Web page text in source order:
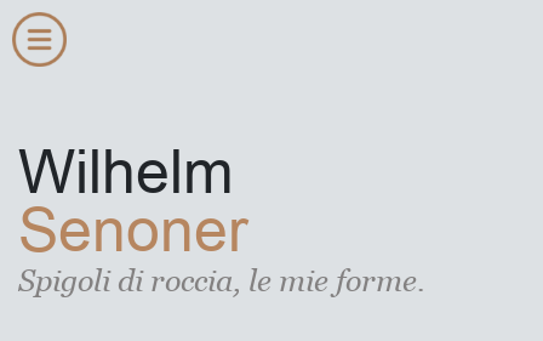
Wilhelm
Senoner
Spigoli di roccia, le mie forme.